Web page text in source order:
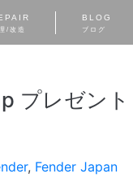
/改造
BLOG
ブログ
プレゼント
, Fender Japan